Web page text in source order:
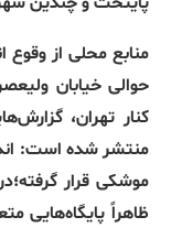
حوالی خیابان
کنار تهران،
منتشر شده است:
موشکی قرار
ظاهراً پایگاه‌هایی